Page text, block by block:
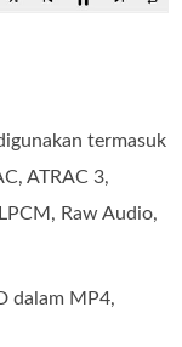
termasuk
ATRAC 3,
Raw Audio,
dalam MP4,